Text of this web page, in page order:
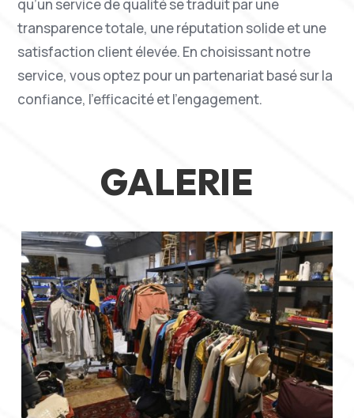
qu’un service de qualité se traduit par une
transparence totale, une réputation solide et une
satisfaction client élevée. En choisissant notre
service, vous optez pour un partenariat basé sur la
confiance, l’efficacité et l’engagement.
GALERIE